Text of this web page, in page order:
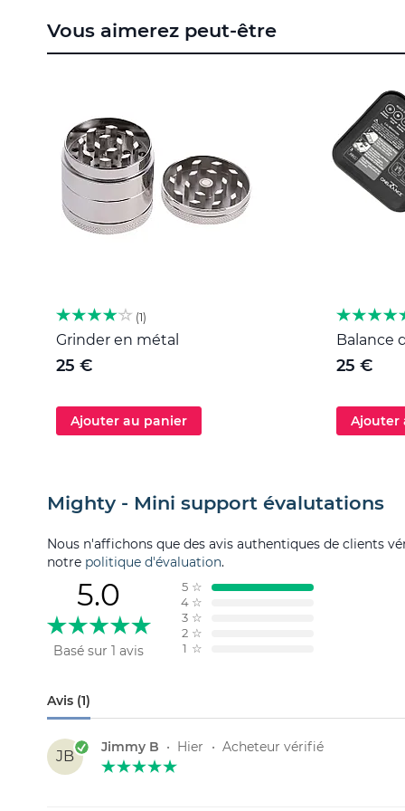
the
beginning
gallery
Vous aimerez peut-être
1
Grinder en métal
25 €
Ajouter au panier
Balance
25 €
Ajouter
Mighty - Mini support évalutations
Nous n'affichons que des avis authentiques de clients
notre politique d'évaluation.
5.0
Basé sur 1 avis
5 ☆
4 ☆
3 ☆
2 ☆
1 ☆
Avis (1)
JB
Jimmy B • Hier • Acheteur vérifié